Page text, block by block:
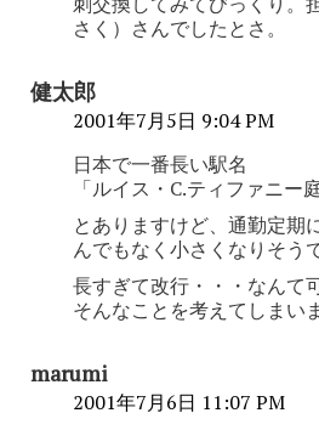
さく）さんでしたとさ。
健太郎
2001年7月5日 9:04 PM
日本で一番長い駅名
「ルイス・C.ティファニー
とありますけど、通勤定期
んでもなく小さくなりそう
長すぎて改行・・・なんて
そんなことを考えてしまい
marumi
2001年7月6日 11:07 PM